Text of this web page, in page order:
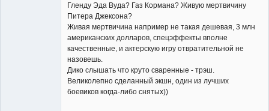
Гленду Эда Вуда? Газ Кормана? Живую мертвичину
Питера Джексона?
Живая мертвичина например не такая дешевая, 3 млн
американских долларов, спецэффекты вполне
качественные, и актерскую игру отвратительной не
назовешь.
Дико слышать что круто сваренные - трэш.
Великолепно сделанный экшн, один из лучших
боевиков когда-либо снятых))